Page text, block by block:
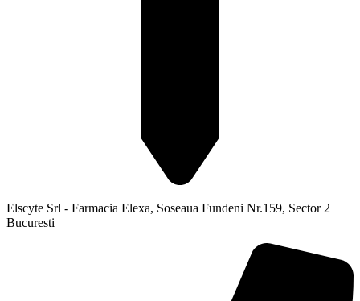
Elscyte Srl - Farmacia Elexa, Soseaua Fundeni Nr.159, Sector 2
Bucuresti